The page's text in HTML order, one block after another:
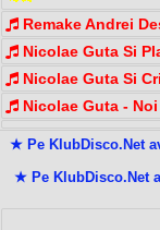
Remake Andrei
Nicolae Guta Si
Nicolae Guta Si
Nicolae Guta -
★ Pe KlubDisco.Net
★ Pe KlubDisco.Net